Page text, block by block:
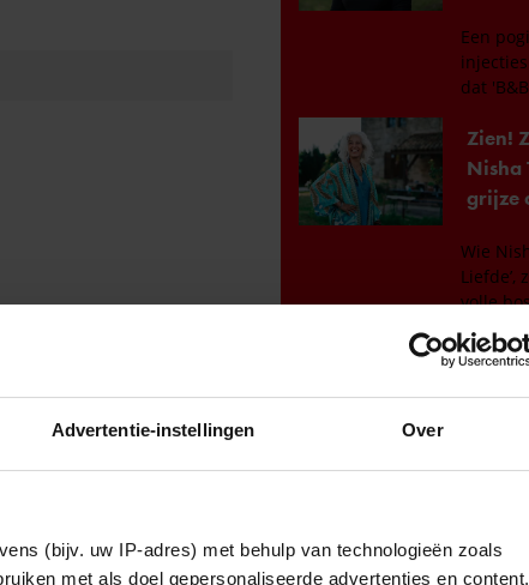
Advertentie-instellingen Over
(bijv. uw IP-adres) met behulp van technologieën zoals
met als doel gepersonaliseerde advertenties en content,